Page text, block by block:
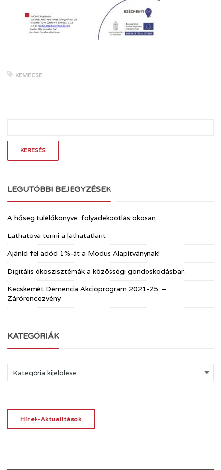
KEMECSE
LEGUTÓBBI BEJEGYZÉSEK
A hőség túlélőkönyve: folyadékpótlás okosan
Láthatóvá tenni a láthatatlant
Ajánld fel adód 1%-át a Modus Alapítványnak!
Digitális ökoszisztémák a közösségi gondoskodásban
Kecskemét Demencia Akcióprogram 2021-25. –
Zárórendezvény
KATEGÓRIÁK
Hírek-Aktualitások